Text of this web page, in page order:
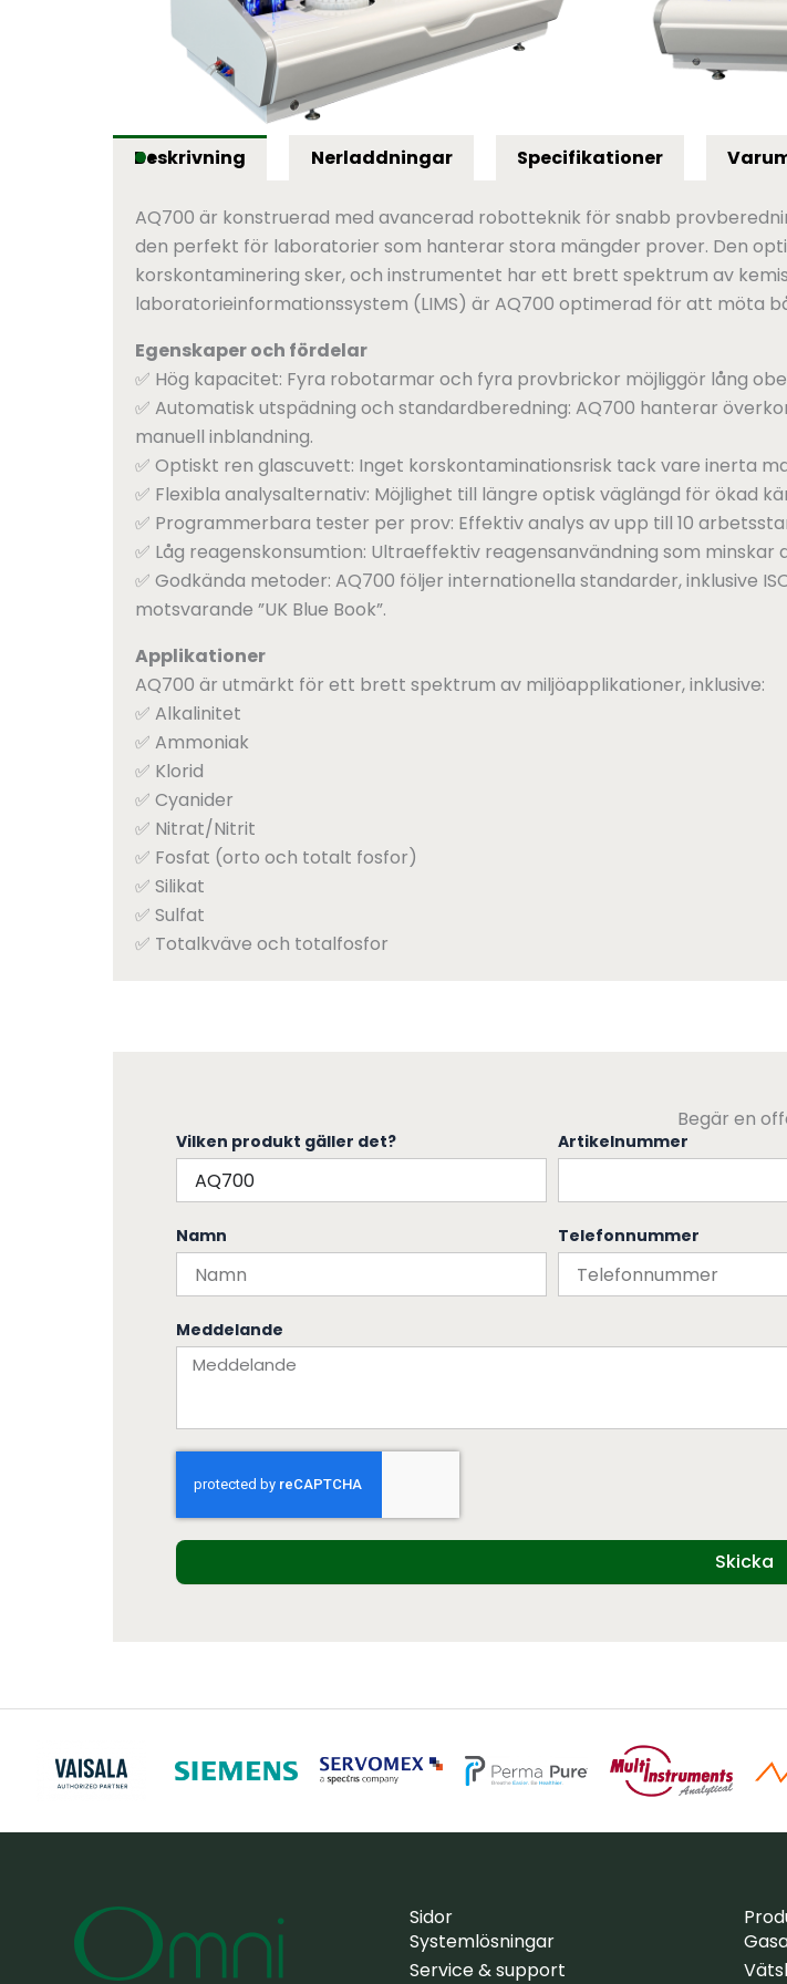
Beskrivning Nerladdningar Specifikationer
AQ700 är konstruerad med avancerad robotteknik för snabb
den perfekt för laboratorier som hanterar stora mängder prover. Den
korskontaminering sker, och instrumentet har ett brett spektrum av
laboratorieinformationssystem (LIMS) är AQ700 optimerad för att möta
Egenskaper och fördelar
✅ Hög kapacitet: Fyra robotarmar och fyra provbrickor möjliggör lång
✅ Automatisk utspädning och standardberedning: AQ700 hanterar
manuell inblandning.
✅ Optiskt ren glascuvett: Inget korskontaminationsrisk tack vare inerta
✅ Flexibla analysalternativ: Möjlighet till längre optisk väglängd för ökad
✅ Programmerbara tester per prov: Effektiv analys av upp till 10
✅ Låg reagenskonsumtion: Ultraeffektiv reagensanvändning som minskar
✅ Godkända metoder: AQ700 följer internationella standarder, inklusive
motsvarande ”UK Blue Book”.
Applikationer
AQ700 är utmärkt för ett brett spektrum av miljöapplikationer, inklusive:
✅ Alkalinitet
✅ Ammoniak
✅ Klorid
✅ Cyanider
✅ Nitrat/Nitrit
✅ Fosfat (orto och totalt fosfor)
✅ Silikat
✅ Sulfat
✅ Totalkväve och totalfosfor
Begär en
Vilken produkt gäller det? Artikelnummer
Namn Telefonnummer
Meddelande
Skicka
Sidor
Systemlösningar
Service & support